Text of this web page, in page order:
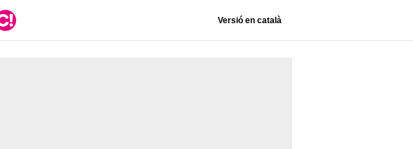
Versió en català